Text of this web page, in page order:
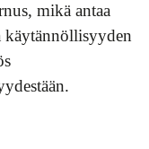
mikä antaa
käytännöllisyyden